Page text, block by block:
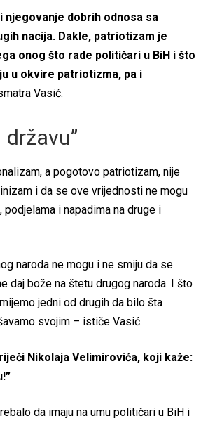
njegovanje dobrih odnosa sa
nacija. Dakle, patriotizam je
onog što rade političari u BiH i što
u okvire patriotizma, pa i
Vasić.
državu”
a pogotovo patriotizam, nije
i da se ove vrijednosti ne mogu
podjelama i napadima na druge i
naroda ne mogu i ne smiju da se
daj bože na štetu drugog naroda. I što
jedni od drugih da bilo šta
svojim – ističe Vasić.
Nikolaja Velimirovića, koji kaže:
da imaju na umu političari u BiH i